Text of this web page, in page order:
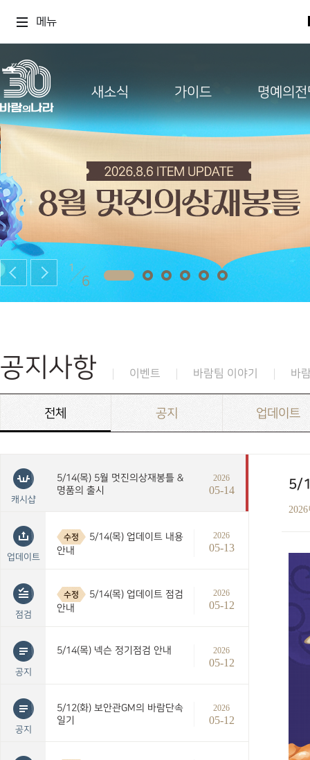
메뉴
새소식 가이드 명예의
1
6
공지사항 이벤트 바람팀 이야기 바
전체 공지 업데이트
캐시샵
5/14(목) 5월 멋진의상재봉틀 &
명품의 출시
2026
05-14
업데이트
수정
5/14(목) 업데이트 내용
안내
2026
05-13
점검
수정
5/14(목) 업데이트 점검
안내
2026
05-12
공지
5/14(목) 넥슨 정기점검 안내 2026
05-12
공지
5/12(화) 보안관GM의 바람단속
일기
2026
05-12
5/